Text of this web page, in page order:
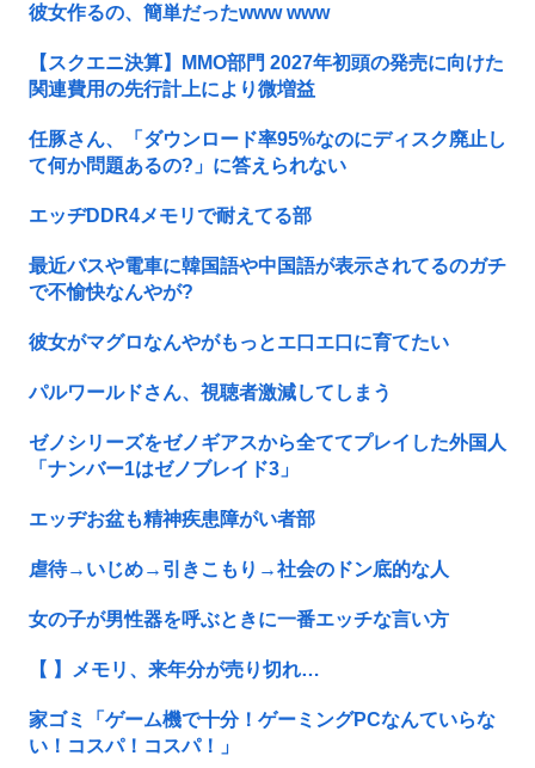
彼女作るの、簡単だったwww www
【スクエニ決算】MMO部門 2027年初頭の発売に向けた
関連費用の先行計上により微増益
任豚さん、「ダウンロード率95%なのにディスク廃止し
て何か問題あるの?」に答えられない
エッヂDDR4メモリで耐えてる部
最近バスや電車に韓国語や中国語が表示されてるのガチ
で不愉快なんやが?
彼女がマグロなんやがもっとエ口エ口に育てたい
パルワールドさん、視聴者激減してしまう
ゼノシリーズをゼノギアスから全ててプレイした外国人
「ナンバー1はゼノブレイド3」
エッヂお盆も精神疾患障がい者部
虐待→いじめ→引きこもり→社会のドン底的な人
女の子が男性器を呼ぶときに一番エッチな言い方
【 】メモリ、来年分が売り切れ…
家ゴミ「ゲーム機で十分！ゲーミングPCなんていらな
い！コスパ！コスパ！」